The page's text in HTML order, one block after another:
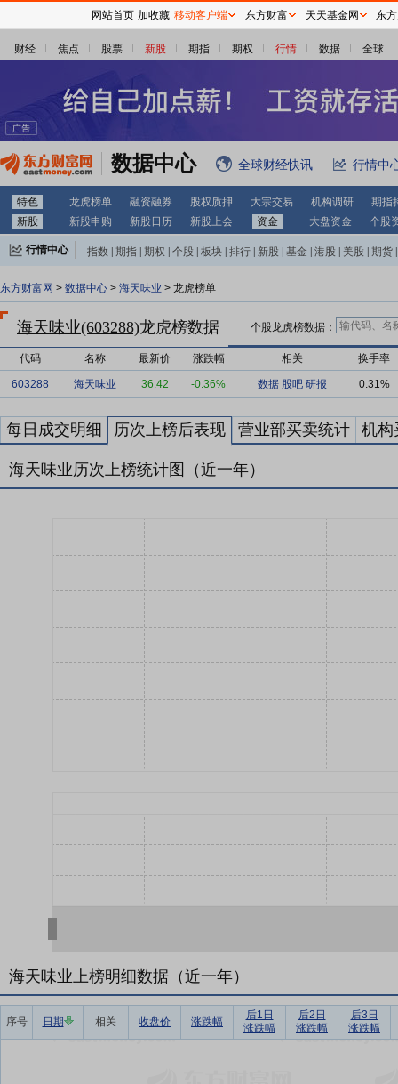
财经 焦点 股票 新股 期指 期权 行情 数据 全球
数据中心 全球财经快讯 行情中
特色 龙虎榜单 融资融券 股权质押 大宗交易 机构调研
期指
新股
新股申购 新股日历 新股上会 资金 大盘资金 个股
行情中心 指数 期指 期权 个股 板块 排行 新股 基金 港股 美股 期货
东方财富网 > 数据中心 > 海天味业 > 龙虎榜单
海天味业(603288)龙虎榜数据 个股龙虎榜数据：
代码 名称 最新价 涨跌幅 相关 换手率
603288 海天味业 36.42 -0.36% 数据 股吧 研报 0.31%
每日成交明细 历次上榜后表现 营业部买卖统计 机构
海天味业历次上榜统计图（近一年）
海天味业上榜明细数据（近一年）
序号 日期 相关 收盘价 涨跌幅
后1日
涨跌幅
后2日
涨跌幅
后3日
涨跌幅
网站首页 加收藏 移动客户端 东方财富 天天基金网 东